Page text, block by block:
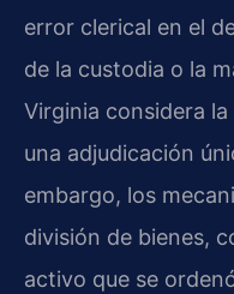
error clerical en el
de la custodia o la
Virginia considera
una adjudicación
embargo, los
división de bienes,
activo que se